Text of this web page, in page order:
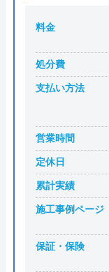
料金
処分費
支払い方法
営業時間
定休日
累計実績
施工事例ページ
保証・保険